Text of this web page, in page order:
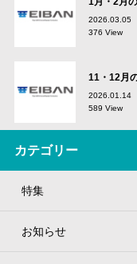
2026.03.05
376 View
11・12月
2026.01.14
589 View
カテゴリー
特集
お知らせ